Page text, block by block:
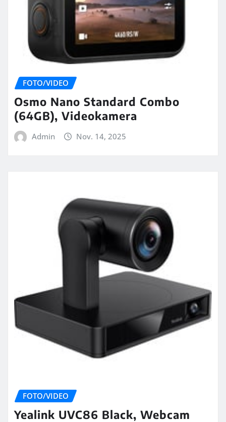
FOTO/VIDEO
Osmo Nano Standard Combo
(64GB), Videokamera
Admin Nov. 14, 2025
FOTO/VIDEO
Yealink UVC86 Black, Webcam